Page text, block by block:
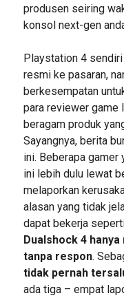
produsen seiring
konsol next-gen
Playstation 4
resmi ke pasaran,
berkesempatan
para reviewer game
beragam produk
Sayangnya, berita
ini. Beberapa gamer
ini lebih dulu lewat
melaporkan
alasan yang tidak
dapat bekerja
Dualshock 4
tanpa respon.
tidak pernah
ada tiga – empat